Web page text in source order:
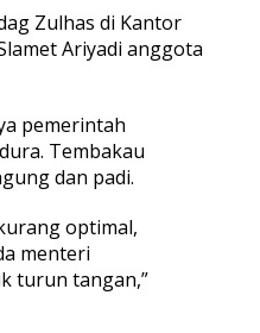
Zulhas di Kantor
Ariyadi anggota
pemerintah
Tembakau
dan padi.
optimal,
menteri
turun tangan,”